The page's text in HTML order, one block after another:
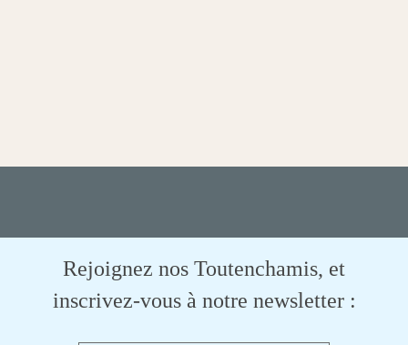
Rejoignez nos Toutenchamis, et
inscrivez-vous à notre newsletter :